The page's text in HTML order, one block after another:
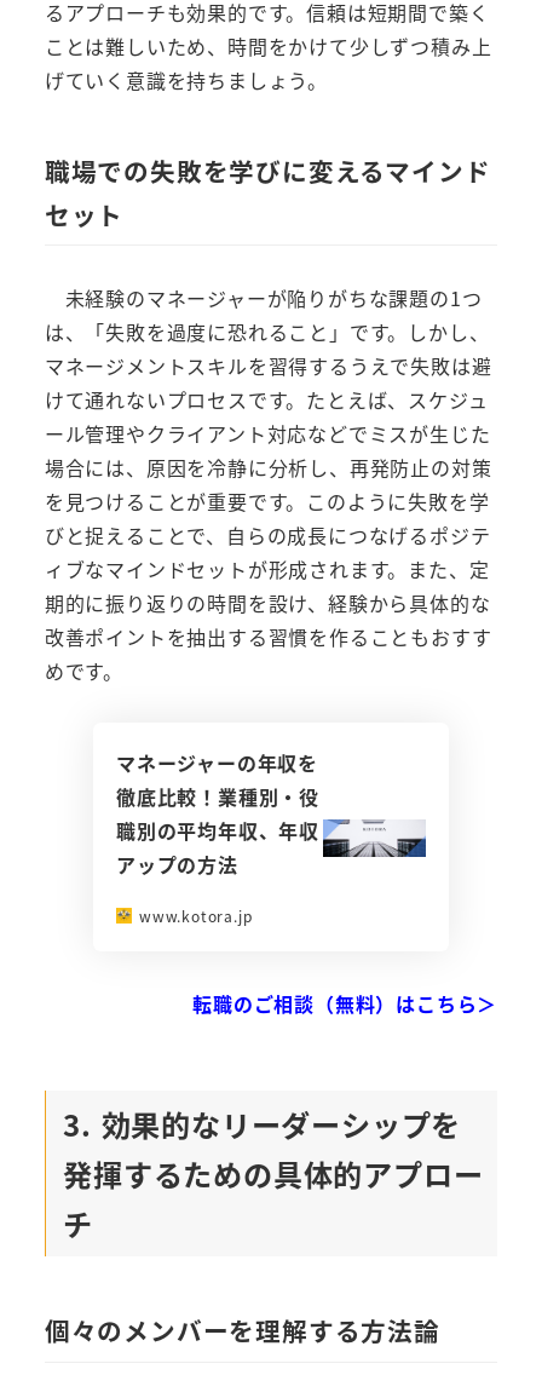
るアプローチも効果的です。信頼は短期間で築く
ことは難しいため、時間をかけて少しずつ積み上
げていく意識を持ちましょう。
職場での失敗を学びに変えるマインド
セット
未経験のマネージャーが陥りがちな課題の1つ
は、「失敗を過度に恐れること」です。しかし、
マネージメントスキルを習得するうえで失敗は避
けて通れないプロセスです。たとえば、スケジュ
ール管理やクライアント対応などでミスが生じた
場合には、原因を冷静に分析し、再発防止の対策
を見つけることが重要です。このように失敗を学
びと捉えることで、自らの成長につなげるポジテ
ィブなマインドセットが形成されます。また、定
期的に振り返りの時間を設け、経験から具体的な
改善ポイントを抽出する習慣を作ることもおすす
めです。
マネージャーの年収を
徹底比較！業種別・役
職別の平均年収、年収
アップの方法
www.kotora.jp
転職のご相談（無料）はこちら＞
3. 効果的なリーダーシップを
発揮するための具体的アプロー
チ
個々のメンバーを理解する方法論